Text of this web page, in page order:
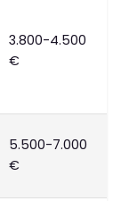
3.800-4.500
€
5.500-7.000
€